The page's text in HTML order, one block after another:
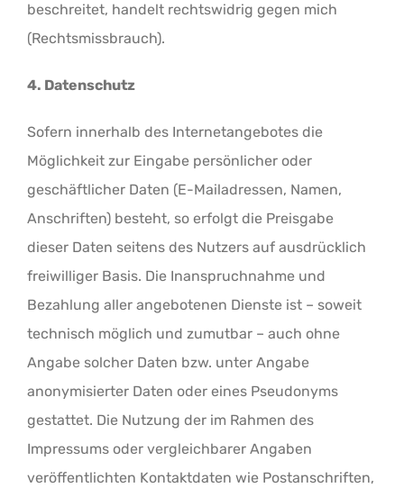
beschreitet, handelt rechtswidrig gegen mich
(Rechtsmissbrauch).
4. Datenschutz
Sofern innerhalb des Internetangebotes die
Möglichkeit zur Eingabe persönlicher oder
geschäftlicher Daten (E-Mailadressen, Namen,
Anschriften) besteht, so erfolgt die Preisgabe
dieser Daten seitens des Nutzers auf ausdrücklich
freiwilliger Basis. Die Inanspruchnahme und
Bezahlung aller angebotenen Dienste ist – soweit
technisch möglich und zumutbar – auch ohne
Angabe solcher Daten bzw. unter Angabe
anonymisierter Daten oder eines Pseudonyms
gestattet. Die Nutzung der im Rahmen des
Impressums oder vergleichbarer Angaben
veröffentlichten Kontaktdaten wie Postanschriften,